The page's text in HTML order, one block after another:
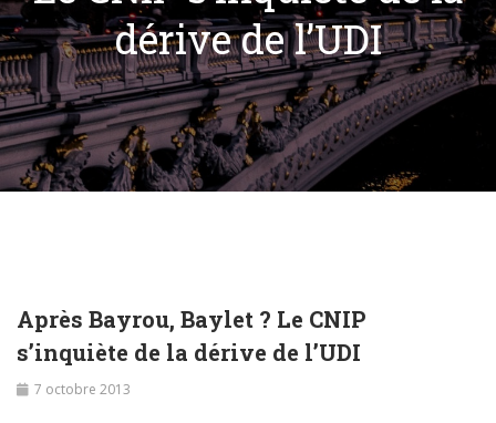
dérive de l’UDI
Après Bayrou, Baylet ? Le CNIP
s’inquiète de la dérive de l’UDI
7 octobre 2013